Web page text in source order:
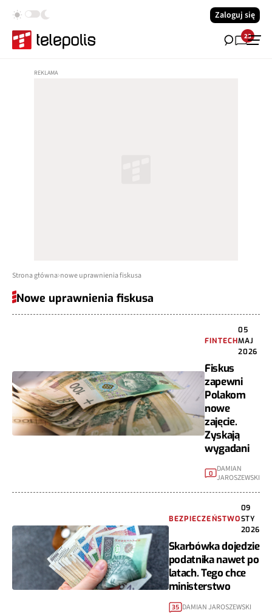
Zaloguj się
23
Strona główna nowe uprawnienia fiskusa
Nowe uprawnienia fiskusa
FINTECH
05
MAJ
2026
Fiskus
zapewni
Polakom
nowe
zajęcie.
Zyskają
wygadani
0
DAMIAN
JAROSZEWSKI
BEZPIECZEŃSTWO
09
STY
2026
Skarbówka dojedzie
podatnika nawet po
latach. Tego chce
ministerstwo
35 DAMIAN JAROSZEWSKI